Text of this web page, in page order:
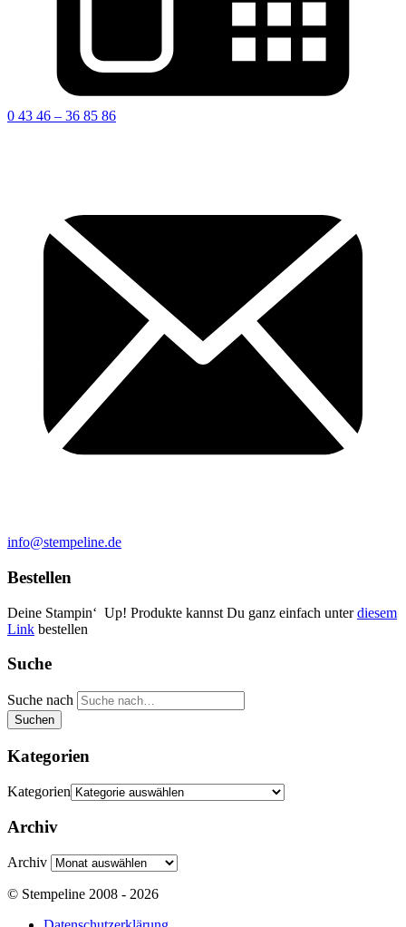
0 43 46 – 36 85 86
info@stempeline.de
Bestellen
Deine Stampin‘ Up! Produkte kannst Du ganz einfach unterdiesem
Link bestellen
Suche
Suche nach
Suchen
Kategorien
Kategorien
Archiv
Archiv
© Stempeline 2008 - 2026